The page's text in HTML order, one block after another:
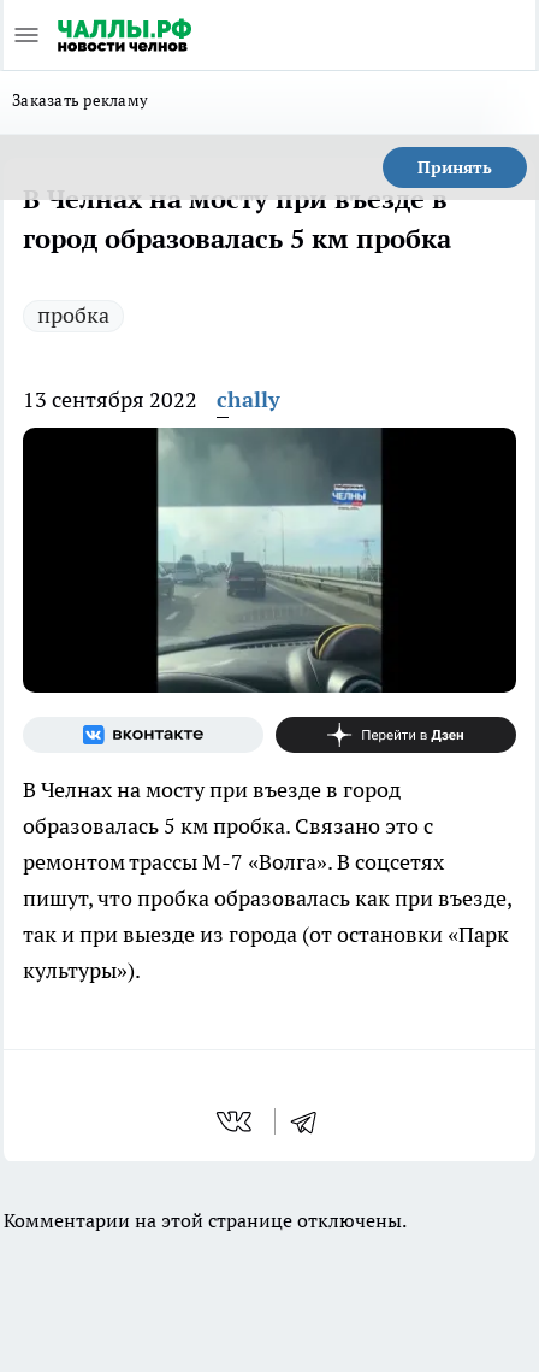
Заказать рекламу
Принять
В Челнах на мосту при въезде в
город образовалась 5 км пробка
пробка
13 сентября 2022 chally
В Челнах на мосту при въезде в город
образовалась 5 км пробка. Связано это с
ремонтом трассы М-7 «Волга». В соцсетях
пишут, что пробка образовалась как при въезде,
так и при выезде из города (от остановки «Парк
культуры»).
Комментарии на этой странице отключены.